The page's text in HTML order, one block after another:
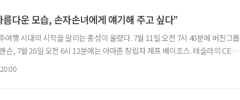
다운 모습, 손자손녀에게 얘기해 주고 싶다”
여행 시대의 시작을 알리는 총성이 울렸다. 7월 11일 오전 7시 40분에 버진그룹
슨, 7월 20일 오전 6시 12분에는 아마존 창립자 제프 베이조스. 테슬라의 CEO